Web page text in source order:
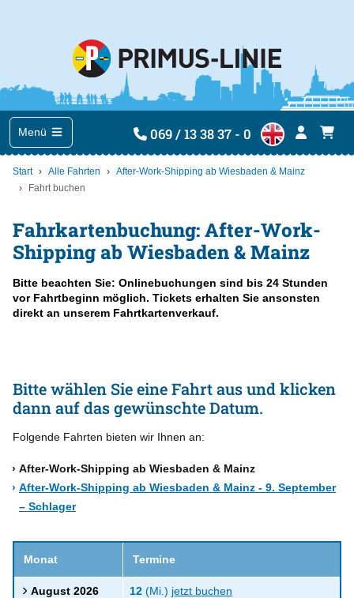
Menü 069 / 13 38 37 - 0
Start Alle Fahrten
After-Work-Shipping ab Wiesbaden & Mainz
Fahrt buchen
Fahrkartenbuchung: After-Work-
Shipping ab Wiesbaden & Mainz
Bitte beachten Sie: Onlinebuchungen sind bis 24 Stunden
vor Fahrtbeginn möglich. Tickets erhalten Sie ansonsten
direkt an unserem Fahrtkartenverkauf.
Bitte wählen Sie eine Fahrt aus und klicken
dann auf das gewünschte Datum.
Folgende Fahrten bieten wir Ihnen an:
After-Work-Shipping ab Wiesbaden & Mainz
After-Work-Shipping ab Wiesbaden & Mainz - 9. September
– Schlager
Monat Termine
August 2026 12 (Mi.) jetzt buchen